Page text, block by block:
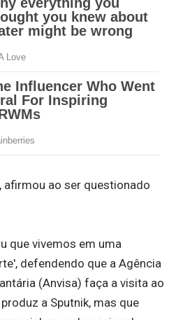
afirmou ao ser questionado
que vivemos em uma
defendendo que a Agência
(Anvisa) faça a visita ao
a Sputnik, mas que